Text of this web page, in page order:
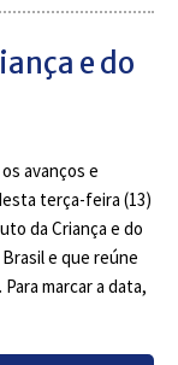
e do
avanços e
terça-feira (13)
da Criança e do
e que reúne
marcar a data,